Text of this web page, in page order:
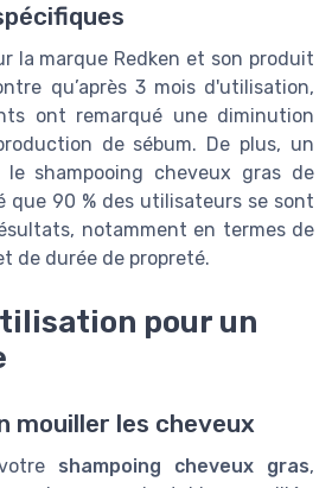
la marque Redken et son produit
qu’après 3 mois d'utilisation,
ont remarqué une diminution
de sébum. De plus, un
shampooing cheveux gras de
que 90 % des utilisateurs se sont
notamment en termes de
de durée de propreté.
pour un
mouiller les cheveux
shampoing cheveux gras,